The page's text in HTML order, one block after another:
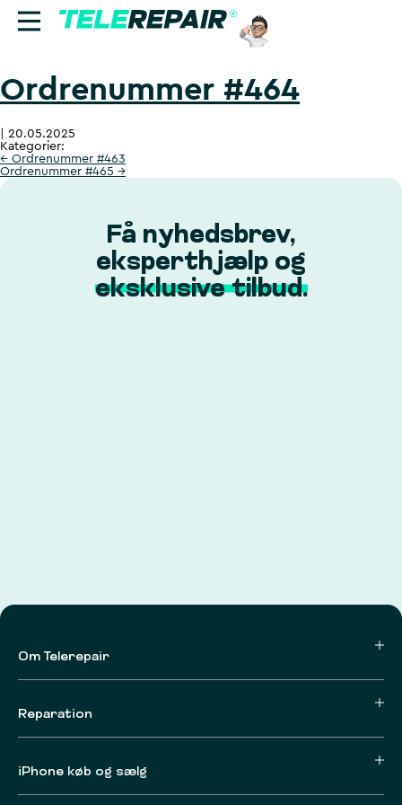
Reparation
Sælg
Find butik
Ring til os:
+45 70 60 55 90
Ordrenummer #464
20.05.2025
Kategorier:
← Ordrenummer #463
Ordrenummer #465 →
Få nyhedsbrev,
eksperthjælp og
eksklusive tilbud.
Om Telerepair
Reparation
iPhone køb og sælg